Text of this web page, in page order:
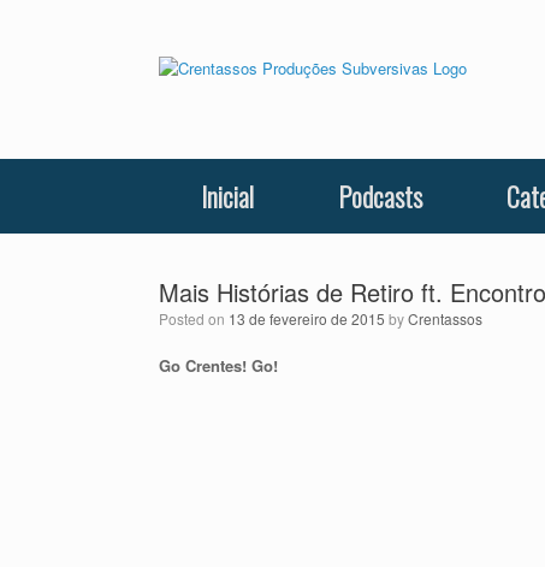
Inicial Podcasts
Mais Histórias de Retiro ft.
Posted on 13 de fevereiro de 2015 byCrentassos
Go Crentes! Go!